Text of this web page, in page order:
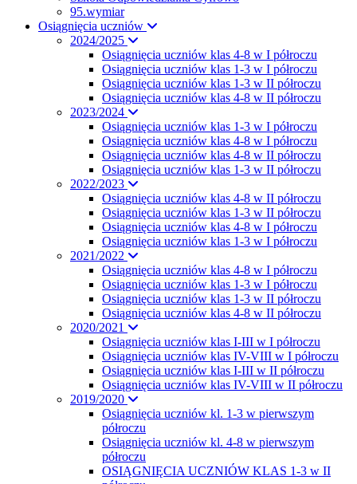
95.wymiar
Osiągnięcia uczniów
2024/2025
Osiągnięcia uczniów klas 4-8 w I półroczu
Osiągnięcia uczniów klas 1-3 w I półroczu
Osiągnięcia uczniów klas 1-3 w II półroczu
Osiągnięcia uczniów klas 4-8 w II półroczu
2023/2024
Osiągnięcia uczniów klas 1-3 w I półroczu
Osiągnięcia uczniów klas 4-8 w I półroczu
Osiągnięcia uczniów klas 4-8 w II półroczu
Osiągnięcia uczniów klas 1-3 w II półroczu
2022/2023
Osiągnięcia uczniów klas 4-8 w II półroczu
Osiągnięcia uczniów klas 1-3 w II półroczu
Osiągnięcia uczniów klas 4-8 w I półroczu
Osiągnięcia uczniów klas 1-3 w I półroczu
2021/2022
Osiągnięcia uczniów klas 4-8 w I półroczu
Osiągnięcia uczniów klas 1-3 w I półroczu
Osiągnięcia uczniów klas 1-3 w II półroczu
Osiągnięcia uczniów klas 4-8 w II półroczu
2020/2021
Osiągnięcia uczniów klas I-III w I półroczu
Osiągnięcia uczniów klas IV-VIII w I półroczu
Osiągnięcia uczniów klas I-III w II półroczu
Osiągnięcia uczniów klas IV-VIII w II półroczu
2019/2020
Osiągnięcia uczniów kl. 1-3 w pierwszym
półroczu
Osiągnięcia uczniów kl. 4-8 w pierwszym
półroczu
OSIĄGNIĘCIA UCZNIÓW KLAS 1-3 w II